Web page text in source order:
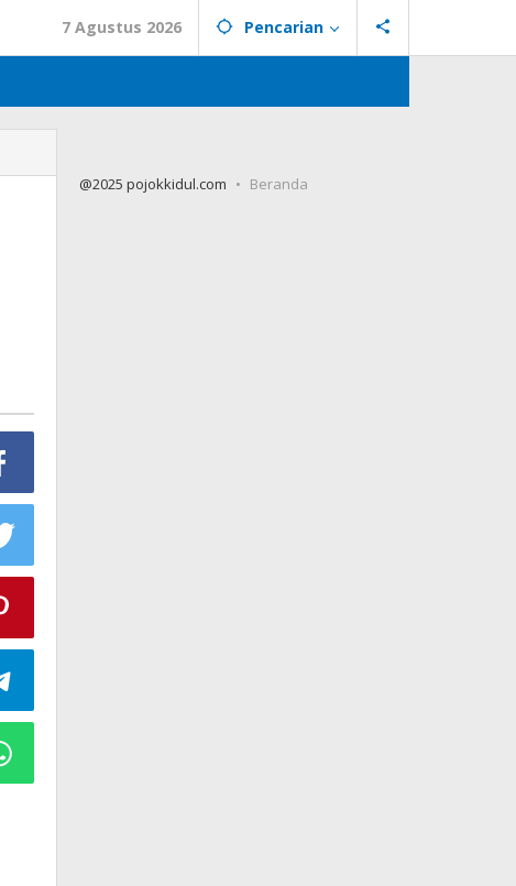
7 Agustus 2026 Pencarian
@2025 pojokkidul.com Beranda